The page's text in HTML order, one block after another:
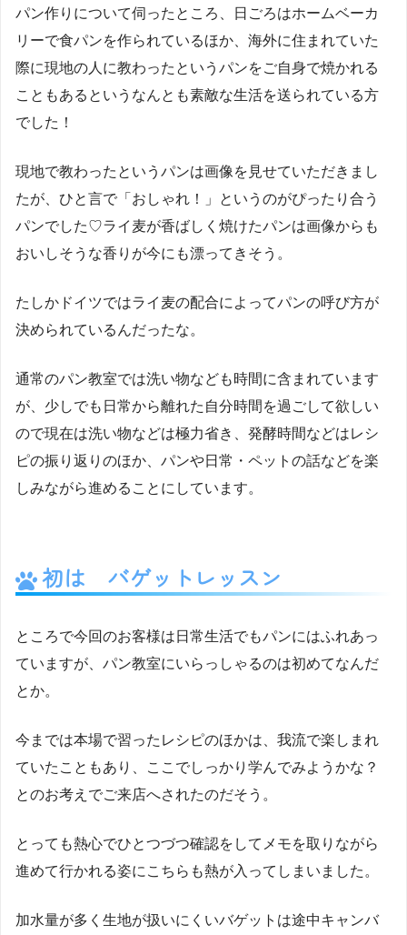
パン作りについて伺ったところ、日ごろはホームベーカ
リーで食パンを作られているほか、海外に住まれていた
際に現地の人に教わったというパンをご自身で焼かれる
こともあるというなんとも素敵な生活を送られている方
でした！
現地で教わったというパンは画像を見せていただきまし
たが、ひと言で「おしゃれ！」というのがぴったり合う
パンでした♡ライ麦が香ばしく焼けたパンは画像からも
おいしそうな香りが今にも漂ってきそう。
たしかドイツではライ麦の配合によってパンの呼び方が
決められているんだったな。
通常のパン教室では洗い物なども時間に含まれています
が、少しでも日常から離れた自分時間を過ごして欲しい
ので現在は洗い物などは極力省き、発酵時間などはレシ
ピの振り返りのほか、パンや日常・ペットの話などを楽
しみながら進めることにしています。
初は バゲットレッスン
ところで今回のお客様は日常生活でもパンにはふれあっ
ていますが、パン教室にいらっしゃるのは初めてなんだ
とか。
今までは本場で習ったレシピのほかは、我流で楽しまれ
ていたこともあり、ここでしっかり学んでみようかな？
とのお考えでご来店へされたのだそう。
とっても熱心でひとつづつ確認をしてメモを取りながら
進めて行かれる姿にこちらも熱が入ってしまいました。
加水量が多く生地が扱いにくいバゲットは途中キャンバ